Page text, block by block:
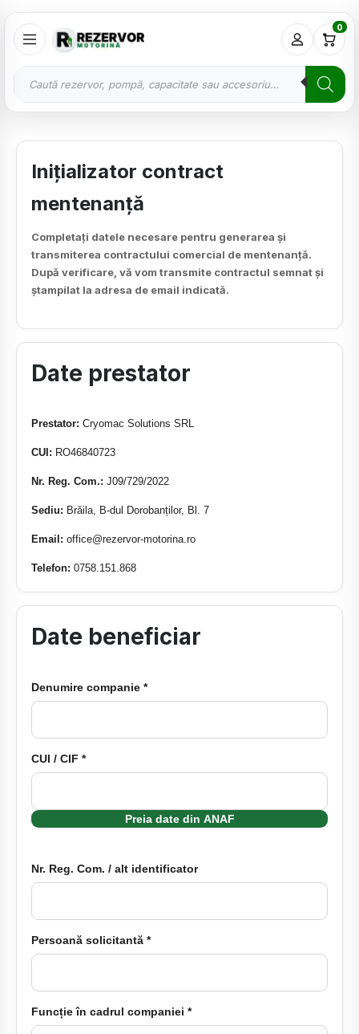
0
Inițializator contract
mentenanță
Completați datele necesare pentru generarea și
transmiterea contractului comercial de mentenanță.
După verificare, vă vom transmite contractul semnat și
ștampilat la adresa de email indicată.
Date prestator
Prestator: Cryomac Solutions SRL
CUI: RO46840723
Nr. Reg. Com.: J09/729/2022
Sediu: Brăila, B-dul Dorobanților, Bl. 7
Email: office@rezervor-motorina.ro
Telefon: 0758.151.868
Date beneficiar
Denumire companie *
CUI / CIF *
Preia date din ANAF
Nr. Reg. Com. / alt identificator
Persoană solicitantă *
Funcție în cadrul companiei *